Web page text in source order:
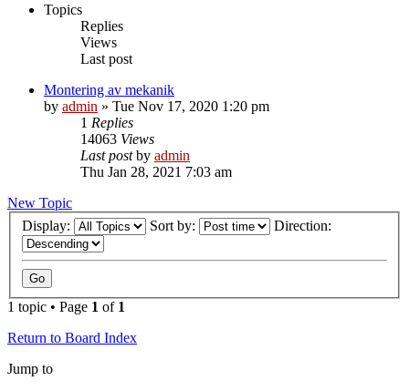
Topics
Replies
Views
Last post
Montering av mekanik
by admin » Tue Nov 17, 2020 1:20 pm
1 Replies
14063 Views
Last postby admin
Thu Jan 28, 2021 7:03 am
New Topic
Display:
Sort by: Direction:
1 topic • Page 1 of 1
Return to Board Index
Jump to